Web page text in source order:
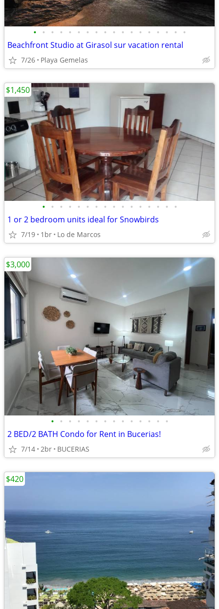
• • • • • • • • • • • • • • • • • •
Beachfront Studio at Girasol sur vacation rental
7/26 Playa Gemelas
• • • • • • • • • • • • • • • •
1 or 2 bedroom units ideal for Snowbirds
7/19 1br Lo de Marcos
$1,450
• • • • • • • • • • • • • •
2 BED/2 BATH Condo for Rent in Bucerias!
7/14 2br BUCERIAS
$3,000
$420